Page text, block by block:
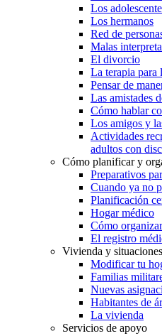
Los
Los hermanos
Red de
Malas
El divorcio
La terapia para
Pensar de
Las amistades
Cómo hablar
Los amigos y
Actividades
adultos con
Cómo planificar y
Preparativos
Cuando ya no
Planificación
Hogar médico
Cómo
El registro
Vivienda y
Modificar tu
Familias
Nuevas
Habitantes de
La vivienda
Servicios de apoyo